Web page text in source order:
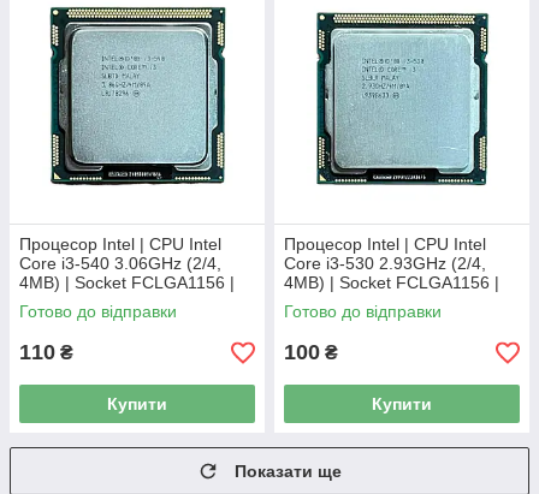
Процесор Intel | CPU Intel
Core i3-540 3.06GHz (2/4,
4MB) | Socket FCLGA1156 |
SLBTD
Готово до відправки
110 ₴
Купити
Процесор Intel | CPU Intel
Core i3-530 2.93GHz (2/4,
4MB) | Socket FCLGA1156 |
SLBLR
Готово до відправки
100 ₴
Купити
Показати ще